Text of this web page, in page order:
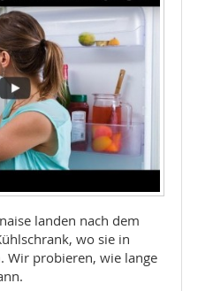
landen nach dem
wo sie in
Wir probieren, wie lange